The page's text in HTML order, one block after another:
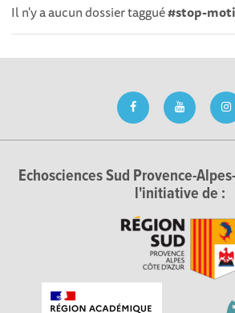
Il n'y a aucun dossier taggué#stop-
Echosciences Sud Provence-
l'initiative de :